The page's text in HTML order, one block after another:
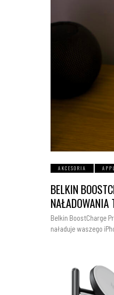
AKCESORIA
BELKIN
NAŁADOWANIA
Belkin BoostCharge
naładuje waszego